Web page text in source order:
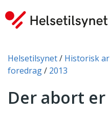
Du er her:
Helsetilsynet Historisk
foredrag
2013
Der abort